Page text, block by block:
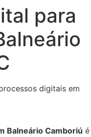
para
digitais em
Balneário Camboriú é